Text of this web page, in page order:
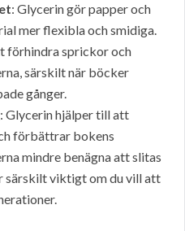
: Glycerin gör papper och
mer flexibla och smidiga.
förhindra sprickor och
särskilt när böcker
gånger.
: Glycerin hjälper till att
förbättrar bokens
mindre benägna att slitas
särskilt viktigt om du vill att